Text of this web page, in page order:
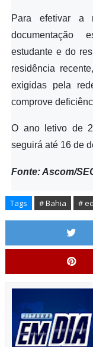
Para efetivar a
documentação
estudante e do
residência
exigidas pela
comprove
O ano letivo de
seguirá até 16 de
Fonte: Ascom/
Tags # Bahia #